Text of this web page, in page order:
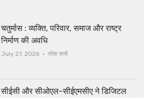
चतुर्मास : व्यक्ति, परिवार, समाज और राष्ट्र
निर्माण की अवधि
July 27, 2026 Author
रमेश शर्मा
सीईसी और सीओएल-सीईएमसीए ने डिजिटल